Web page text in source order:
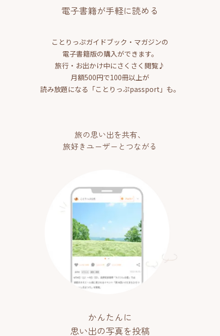
電子書籍が手軽に読める
ことりっぷガイドブック・マガジンの
電子書籍版の購入ができます。
旅行・お出かけ中にさくさく閲覧♪
月額500円で100冊以上が
読み放題になる「ことりっぷpassport」も。
旅の思い出を共有、
旅好きユーザーとつながる
かんたんに
思い出の写真を投稿